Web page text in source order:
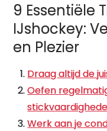
9 Essentiële
IJshockey:
en Plezier
Draag altijd de
Oefen
Werk aan je